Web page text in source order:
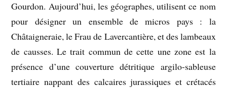
Gourdon. Aujourd’hui, les géographes, utilisent ce nom
pour désigner un ensemble de micros pays : la
Châtaigneraie, le Frau de Lavercantière, et des lambeaux
de causses. Le trait commun de cette une zone est la
présence d’une couverture détritique argilo-sableuse
tertiaire nappant des calcaires jurassiques et crétacés